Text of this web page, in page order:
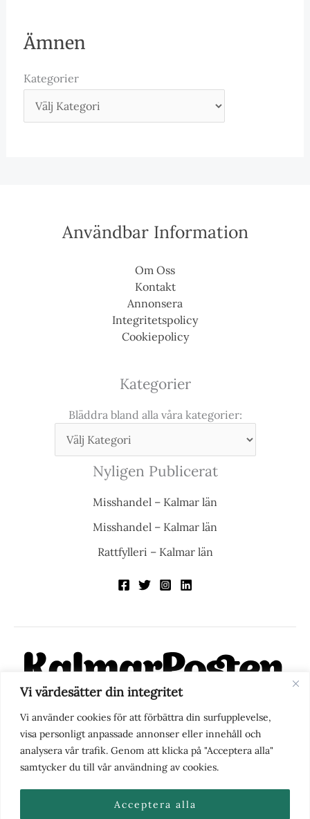
Vi värdesätter din integritet
Vi använder cookies för att förbättra din surfupplevelse,
visa personligt anpassade annonser eller innehåll och
analysera vår trafik. Genom att klicka på "Acceptera alla"
samtycker du till vår användning av cookies.
Acceptera alla
Ämnen
Kategorier
Användbar Information
Om Oss
Kontakt
Annonsera
Integritetspolicy
Cookiepolicy
Kategorier
Bläddra bland alla våra kategorier:
Nyligen Publicerat
Misshandel – Kalmar län
Misshandel – Kalmar län
Rattfylleri – Kalmar län
KalmarPosten är en modern lokalnyhetstidning på nätet. Med
fokus på Kalmarregionen, men också med blick för det större
perspektivet, vill vi vara din självklara kanal för nyheter,
berättelser och engagemang. KalmarPosten grundades 1988 och
fick nya ägare 2025.